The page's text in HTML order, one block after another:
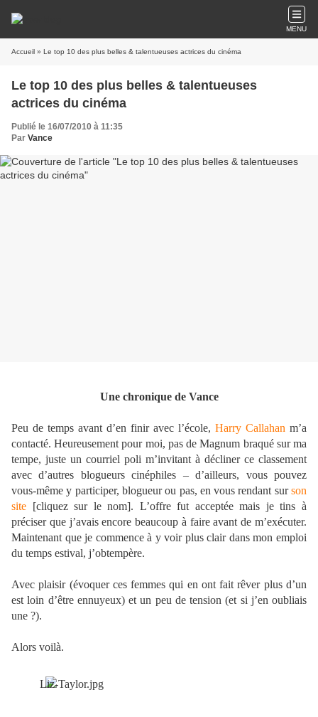
MENU
Accueil » Le top 10 des plus belles & talentueuses actrices du cinéma
Le top 10 des plus belles & talentueuses
actrices du cinéma
Publié le 16/07/2010 à 11:35
Par Vance
Une chronique de Vance
Peu de temps avant d’en finir avec l’école, Harry Callahan m’a
contacté. Heureusement pour moi, pas de Magnum braqué sur ma
tempe, juste un courriel poli m’invitant à décliner ce classement
avec d’autres blogueurs cinéphiles – d’ailleurs, vous pouvez
vous-même y participer, blogueur ou pas, en vous rendant surson
site [cliquez sur le nom]. L’offre fut acceptée mais je tins à
préciser que j’avais encore beaucoup à faire avant de m’exécuter.
Maintenant que je commence à y voir plus clair dans mon emploi
du temps estival, j’obtempère.
Avec plaisir (évoquer ces femmes qui en ont fait rêver plus d’un
est loin d’être ennuyeux) et un peu de tension (et si j’en oubliais
une ?).
Alors voilà.